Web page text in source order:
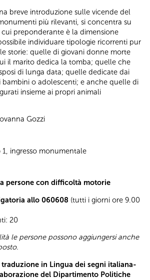
breve introduzione sulle vicende del
più rilevanti, si concentra su
preponderante è la dimensione
individuare tipologie ricorrenti pur
storie: quelle di giovani donne morte
il marito dedica la tomba; quelle che
di lunga data; quelle dedicate dai
o adolescenti; e anche quelle di
insieme ai propri animali
Gozzi
ingresso monumentale
persone con difficoltà motorie
allo 060608 (tutti i giorni ore 9.00
20
le persone possono aggiungersi anche
traduzione in Lingua dei segni italiana-
del Dipartimento Politiche